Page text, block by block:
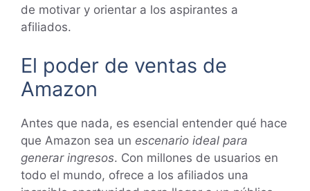
de motivar y orientar a los aspirantes a
afiliados.
El poder de ventas de
Amazon
Antes que nada, es esencial entender qué hace
que Amazon sea un escenario ideal para
generar ingresos. Con millones de usuarios en
todo el mundo, ofrece a los afiliados una